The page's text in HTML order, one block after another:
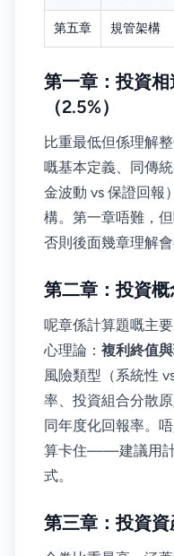
第五章 規管架構
第一章：投資
（2.5%）
比重最低但係理解
嘅基本定義、同傳
金波動 vs 保證回報
構。第一章唔難，
否則後面幾章理解會
第二章：投資概
呢章係計算題嘅主
心理論： 複利終值
風險類型（系統性
率、投資組合分散
同年度化回報率。
算卡住——建議用計
式。
第三章：投資